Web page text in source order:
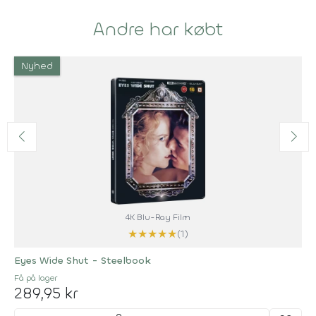
Andre har købt
Nyhed
4K Blu-Ray Film
★★★★★(1)
Eyes Wide Shut - Steelbook
Få på lager
289,95 kr